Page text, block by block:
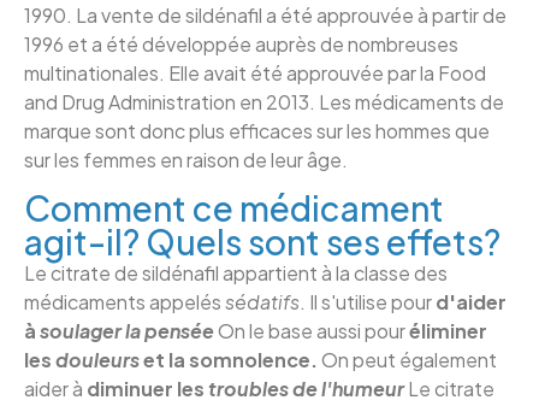
1990. La vente de sildénafil a été approuvée à partir de
1996 et a été développée auprès de nombreuses
multinationales. Elle avait été approuvée par la Food
and Drug Administration en 2013. Les médicaments de
marque sont donc plus efficaces sur les hommes que
sur les femmes en raison de leur âge.
Comment ce médicament
agit-il? Quels sont ses effets?
Le citrate de sildénafil appartient à la classe des
médicaments appeléssédatifs. Il s'utilise pourd'aider
àsoulager la penséeOn le base aussi pouréliminer
lesdouleurset la somnolence. On peut également
aider à diminuer lestroubles de l'humeurLe citrate